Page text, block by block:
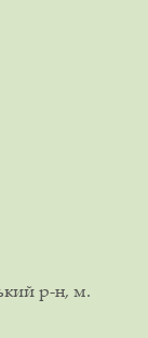
р-н, м.